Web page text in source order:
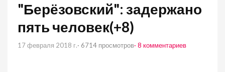
"Берёзовский": задержано
пять человек(+8)
17 февраля 2018 г.· 6714 просмотров· 8 комментариев